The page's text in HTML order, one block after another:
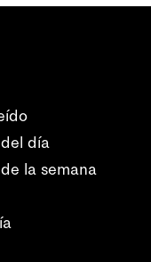
día
la semana